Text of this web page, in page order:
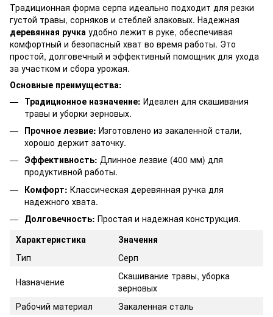
Традиционная форма серпа идеально подходит для резки
густой травы, сорняков и стеблей злаковых. Надежная
деревянная ручка удобно лежит в руке, обеспечивая
комфортный и безопасный хват во время работы. Это
простой, долговечный и эффективный помощник для ухода
за участком и сбора урожая.
Основные преимущества:
Традиционное назначение: Идеален для скашивания
травы и уборки зерновых.
Прочное лезвие: Изготовлено из закаленной стали,
хорошо держит заточку.
Эффективность: Длинное лезвие (400 мм) для
продуктивной работы.
Комфорт: Классическая деревянная ручка для
надежного хвата.
Долговечность: Простая и надежная конструкция.
Характеристика
Значення
Тип
Серп
Назначение
Скашивание травы, уборка
зерновых
Рабочий материал
Закаленная сталь